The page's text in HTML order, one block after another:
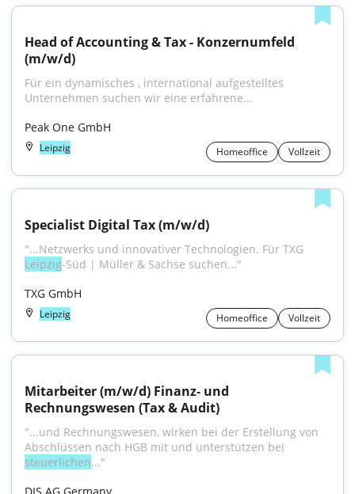
Head of Accounting & Tax - Konzernumfeld
(m/w/d)
Für ein dynamisches , international aufgestelltes
Unternehmen suchen wir eine erfahrene...
Peak One GmbH
Leipzig Homeoffice Vollzeit
Specialist Digital Tax (m/w/d)
Leipzig-Süd | Müller & Sachse suchen..."
TXG GmbH
Leipzig Homeoffice Vollzeit
Mitarbeiter (m/w/d) Finanz‑ und
Rechnungswesen (Tax & Audit)
"...und Rechnungswesen, wirken bei der Erstellung von
steuerlichen..."